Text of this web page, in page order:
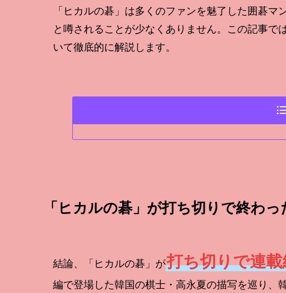
「ヒカルの碁」は多くのファンを魅了した囲碁
と噂されることが少なくありません。この記事
いて徹底的に解説します。
「ヒカルの碁」が打ち切りで終わっ
結論、「ヒカルの碁」が打ち切りで連
編で登場した韓国の棋士・高永夏の描写を巡り、